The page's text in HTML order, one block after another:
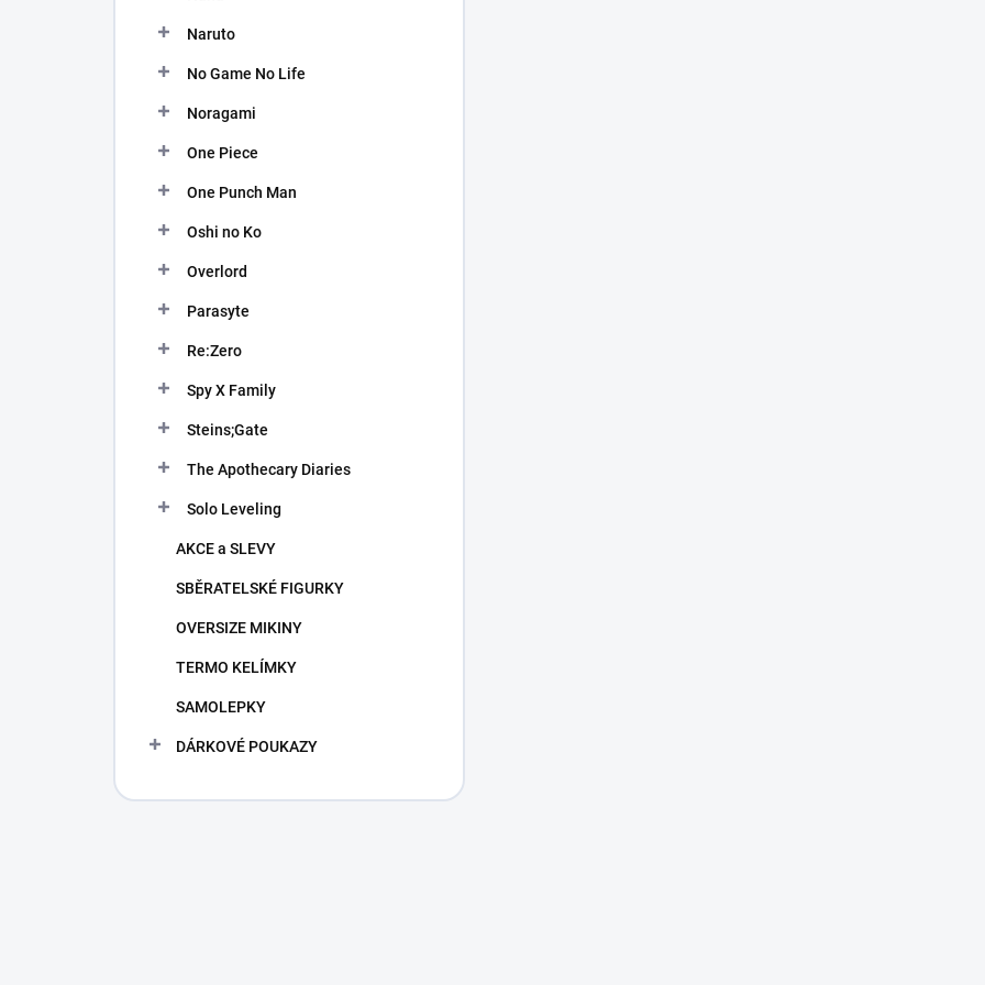
Naruto
No Game No Life
Noragami
One Piece
One Punch Man
Oshi no Ko
Overlord
Parasyte
Re:Zero
Spy X Family
Steins;Gate
The Apothecary Diaries
Solo Leveling
AKCE a SLEVY
SBĚRATELSKÉ FIGURKY
OVERSIZE MIKINY
TERMO KELÍMKY
SAMOLEPKY
DÁRKOVÉ POUKAZY